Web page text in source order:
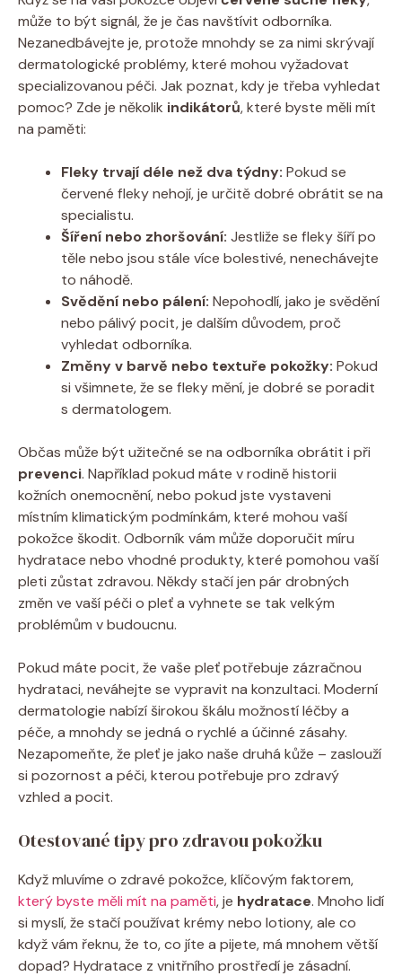
může to být signál, že je čas navštívit odborníka.
Nezanedbávejte je, protože mnohdy se za nimi skrývají
dermatologické problémy, které mohou vyžadovat
specializovanou péči. Jak poznat, kdy je třeba vyhledat
pomoc? Zde je několik indikátorů, které byste měli mít
na paměti:
Fleky trvají déle než dva týdny: Pokud se
červené fleky nehojí, je určitě dobré obrátit se na
specialistu.
Šíření nebo zhoršování: Jestliže se fleky šíří po
těle nebo jsou stále více bolestivé, nenechávejte
to náhodě.
Svědění nebo pálení: Nepohodlí, jako je svědění
nebo pálivý pocit, je dalším důvodem, proč
vyhledat odborníka.
Změny v barvě nebo textuře pokožky: Pokud
si všimnete, že se fleky mění, je dobré se poradit
s dermatologem.
Občas může být užitečné se na odborníka obrátit i při
prevenci. Například pokud máte v rodině historii
kožních onemocnění, nebo pokud jste vystaveni
místním klimatickým podmínkám, které mohou vaší
pokožce škodit. Odborník vám může doporučit míru
hydratace nebo vhodné produkty, které pomohou vaší
pleti zůstat zdravou. Někdy stačí jen pár drobných
změn ve vaší péči o pleť a vyhnete se tak velkým
problémům v budoucnu.
Pokud máte pocit, že vaše pleť potřebuje zázračnou
hydrataci, neváhejte se vypravit na konzultaci. Moderní
dermatologie nabízí širokou škálu možností léčby a
péče, a mnohdy se jedná o rychlé a účinné zásahy.
Nezapomeňte, že pleť je jako naše druhá kůže – zaslouží
si pozornost a péči, kterou potřebuje pro zdravý
vzhled a pocit.
Otestované tipy pro zdravou pokožku
Když mluvíme o zdravé pokožce, klíčovým faktorem,
který byste měli mít na paměti, je hydratace. Mnoho lidí
si myslí, že stačí používat krémy nebo lotiony, ale co
když vám řeknu, že to, co jíte a pijete, má mnohem větší
dopad? Hydratace z vnitřního prostředí je zásadní.